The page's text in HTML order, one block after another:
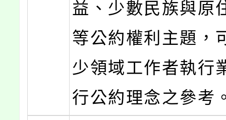
益、少數民族與原
等公約權利主題，
少領域工作者執行
行公約理念之參考